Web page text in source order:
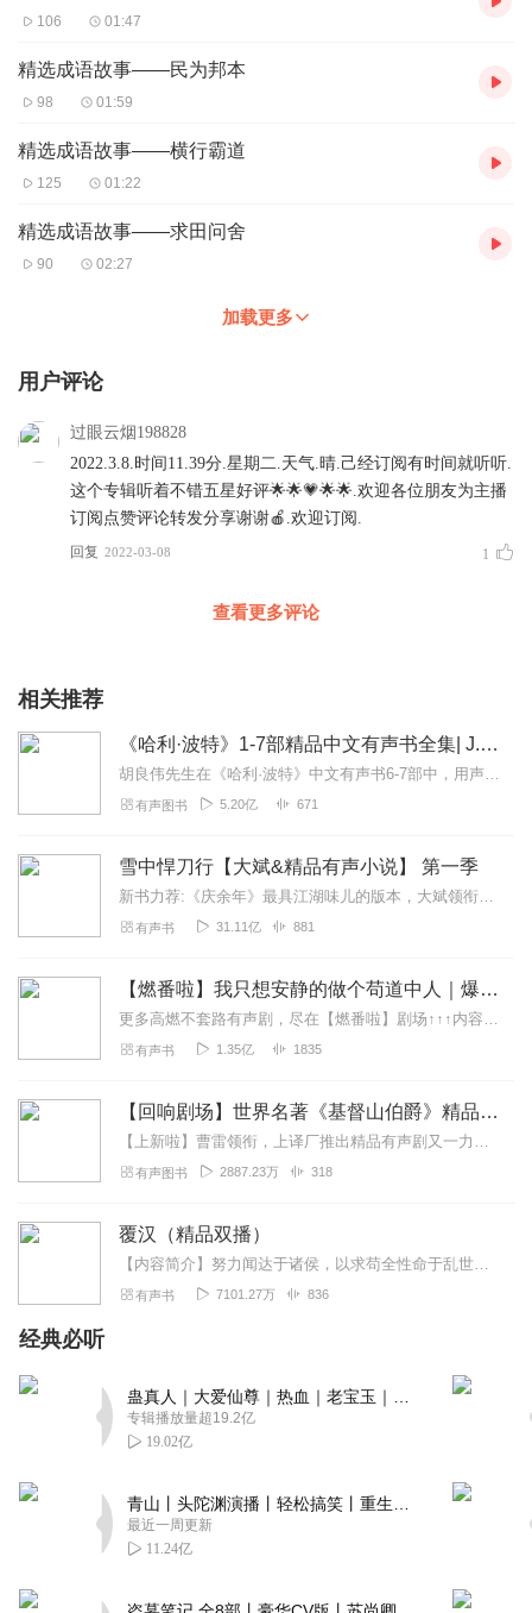
106 01:47
精选成语故事——民为邦本
98 01:59
精选成语故事——横行霸道
125 01:22
精选成语故事——求田问舍
90 02:27
加载更多
用户评论
过眼云烟198828
2022.3.8.时间11.39分.星期二.天气.晴.己经订阅有时间就听听.
这个专辑听着不错五星好评🌟🌟💗🌟🌟.欢迎各位朋友为主播
订阅点赞评论转发分享谢谢🍎.欢迎订阅.
回复 2022-03-08 1
查看更多评论
相关推荐
《哈利·波特》1-7部精品中文有声书全集| J.K.罗琳原著，光合积木演播
胡良伟先生在《哈利·波特》中文有声书6-7部中，用声音带领着大家继续魔法之旅。为保证作品的一致性，给大家带来完整的魔法体验，我们与版权方PottermoreP...
有声图书 5.20亿 671
雪中悍刀行【大斌&精品有声小说】 第一季
新书力荐:《庆余年》最具江湖味儿的版本，大斌领衔播讲点击进入【内容简介】有个白狐儿脸，佩双刀绣冬春雷，要做那天下第一。湖底有白发老魁爱吃荤。缺门牙老仆背剑匣。山...
有声书 31.11亿 881
【燃番啦】我只想安静的做个苟道中人｜爆笑&系统｜轻松魔道修仙｜精品多人有声剧 平分仙道
更多高燃不套路有声剧，尽在【燃番啦】剧场↑↑↑内容简介“叮咚！智能修真系统竭诚为您服务！”“我尼玛天津卫来的系统！？”裴凌深谙苟之一道，得到“智障”修真系统后...
有声书 1.35亿 1835
【回响剧场】世界名著《基督山伯爵》精品有声剧| 复仇爽文
【上新啦】曹雷领衔，上译厂推出精品有声剧又一力作《苔丝》，听英国悲剧大师的一声叹息……《基督山伯爵》世界通俗小说扛鼎之作，为无数迷茫者指引人生之路。爽文鼻祖，情...
有声图书 2887.23万 318
覆汉（精品双播）
【内容简介】努力闻达于诸侯，以求苟全性命于乱世！作为一个遗腹子，公孙珣很早就从自己那个号称穿越者的老娘处获取了人生指导纲领。然而，跟着历史大潮随波逐流了一年又一...
有声书 7101.27万 836
经典必听
专辑播放量超19.2亿
19.02亿
最近一周更新
11.24亿